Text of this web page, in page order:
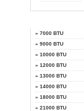
» 7000 BTU
» 9000 BTU
» 10000 BTU
» 12000 BTU
» 13000 BTU
» 14000 BTU
» 18000 BTU
» 21000 BTU